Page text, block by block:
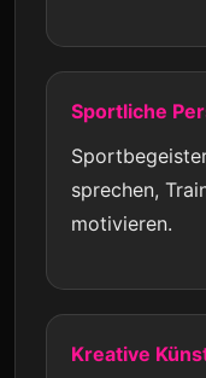
Sportliche
sprechen,
motivieren.
Kreative